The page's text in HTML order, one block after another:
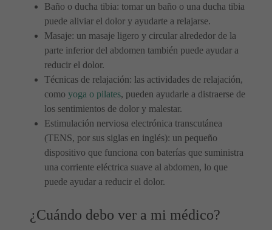
Baño o ducha tibia: tomar un baño o una ducha tibia
puede aliviar el dolor y ayudarte a relajarse.
Masaje: un masaje ligero y circular alrededor de la
parte inferior del abdomen también puede ayudar a
reducir el dolor.
Técnicas de relajación: las actividades de relajación,
como yoga o pilates, pueden ayudarle a distraerse de
los sentimientos de dolor y malestar.
Estimulación nerviosa electrónica transcutánea
(TENS, por sus siglas en inglés): un pequeño
dispositivo que funciona con baterías que suministra
una corriente eléctrica suave al abdomen, lo que
puede ayudar a reducir el dolor.
¿Cuándo debo ver a mi médico?